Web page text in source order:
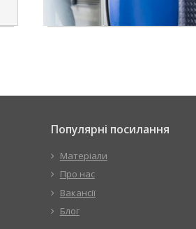
Популярні посилання
Матеріали
Про нас
Вакансії
Блог